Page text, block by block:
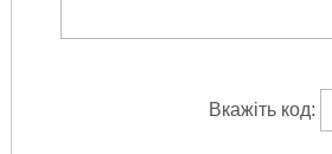
Вкажіть код: